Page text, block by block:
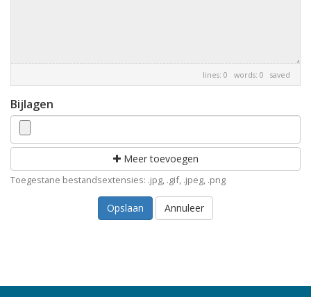
lines: 0 words: 0 saved
Bijlagen
Meer toevoegen
Toegestane bestandsextensies: .jpg, .gif, .jpeg, .png
Annuleer